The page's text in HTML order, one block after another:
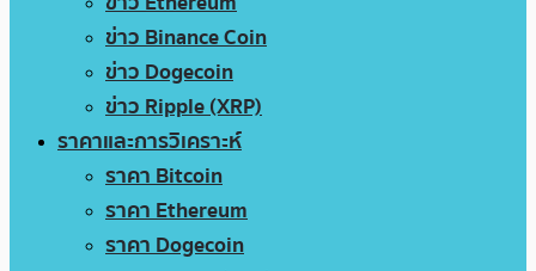
ข่าว Binance Coin
ข่าว Dogecoin
ข่าว Ripple (XRP)
ราคาและการวิเคราะห์
ราคา Bitcoin
ราคา Ethereum
ราคา Dogecoin